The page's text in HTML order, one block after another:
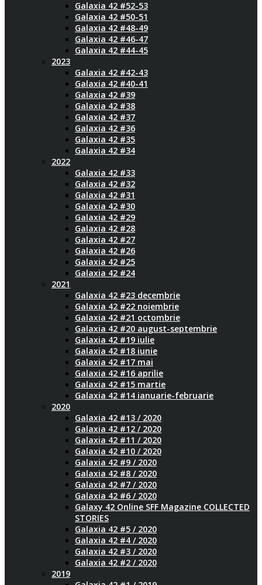
Galaxia 42 #52-53
Galaxia 42 #50-51
Galaxia 42 #48-49
Galaxia 42 #46-47
Galaxia 42 #44-45
2023
Galaxia 42 #42-43
Galaxia 42 #40-41
Galaxia 42 #39
Galaxia 42 #38
Galaxia 42 #37
Galaxia 42 #36
Galaxia 42 #35
Galaxia 42 #34
2022
Galaxia 42 #33
Galaxia 42 #32
Galaxia 42 #31
Galaxia 42 #30
Galaxia 42 #29
Galaxia 42 #28
Galaxia 42 #27
Galaxia 42 #26
Galaxia 42 #25
Galaxia 42 #24
2021
Galaxia 42 #23 decembrie
Galaxia 42 #22 noiembrie
Galaxia 42 #21 octombrie
Galaxia 42 #20 august-septembrie
Galaxia 42 #19 iulie
Galaxia 42 #18 iunie
Galaxia 42 #17 mai
Galaxia 42 #16 aprilie
Galaxia 42 #15 martie
Galaxia 42 #14 ianuarie-februarie
2020
Galaxia 42 #13 / 2020
Galaxia 42 #12 / 2020
Galaxia 42 #11 / 2020
Galaxia 42 #10 / 2020
Galaxia 42 #9 / 2020
Galaxia 42 #8 / 2020
Galaxia 42 #7 / 2020
Galaxia 42 #6 / 2020
Galaxy 42 Online SFF Magazine COLLECTED
STORIES
Galaxia 42 #5 / 2020
Galaxia 42 #4 / 2020
Galaxia 42 #3 / 2020
Galaxia 42 #2 / 2020
2019